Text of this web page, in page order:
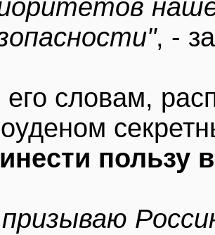
, -
словам,
пользу